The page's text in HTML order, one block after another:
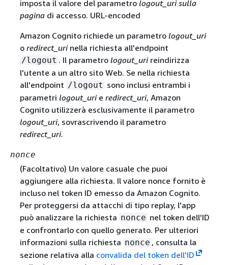
imposta il valore del parametro logout_uri sulla
paginadi accesso. URL-encoded
Amazon Cognito richiede un parametro logout_uri
o redirect_urinella richiesta all'endpoint
/logout . Il parametro logout_urireindirizza
l'utente a un altro sito Web. Se nella richiesta
all'endpoint /logout sono inclusi entrambi i
parametri logout_urie redirect_uri, Amazon
Cognito utilizzerà esclusivamente il parametro
logout_uri, sovrascrivendo il parametro
redirect_uri.
nonce
(Facoltativo) Un valore casuale che puoi
aggiungere alla richiesta. Il valore nonce fornito è
incluso nel token ID emesso da Amazon Cognito.
Per proteggersi da attacchi di tipo replay, l'app
può analizzare la richiesta nonce nel token dell'ID
e confrontarlo con quello generato. Per ulteriori
informazioni sulla richiesta nonce , consulta la
sezione relativa alla convalida del token dell'ID